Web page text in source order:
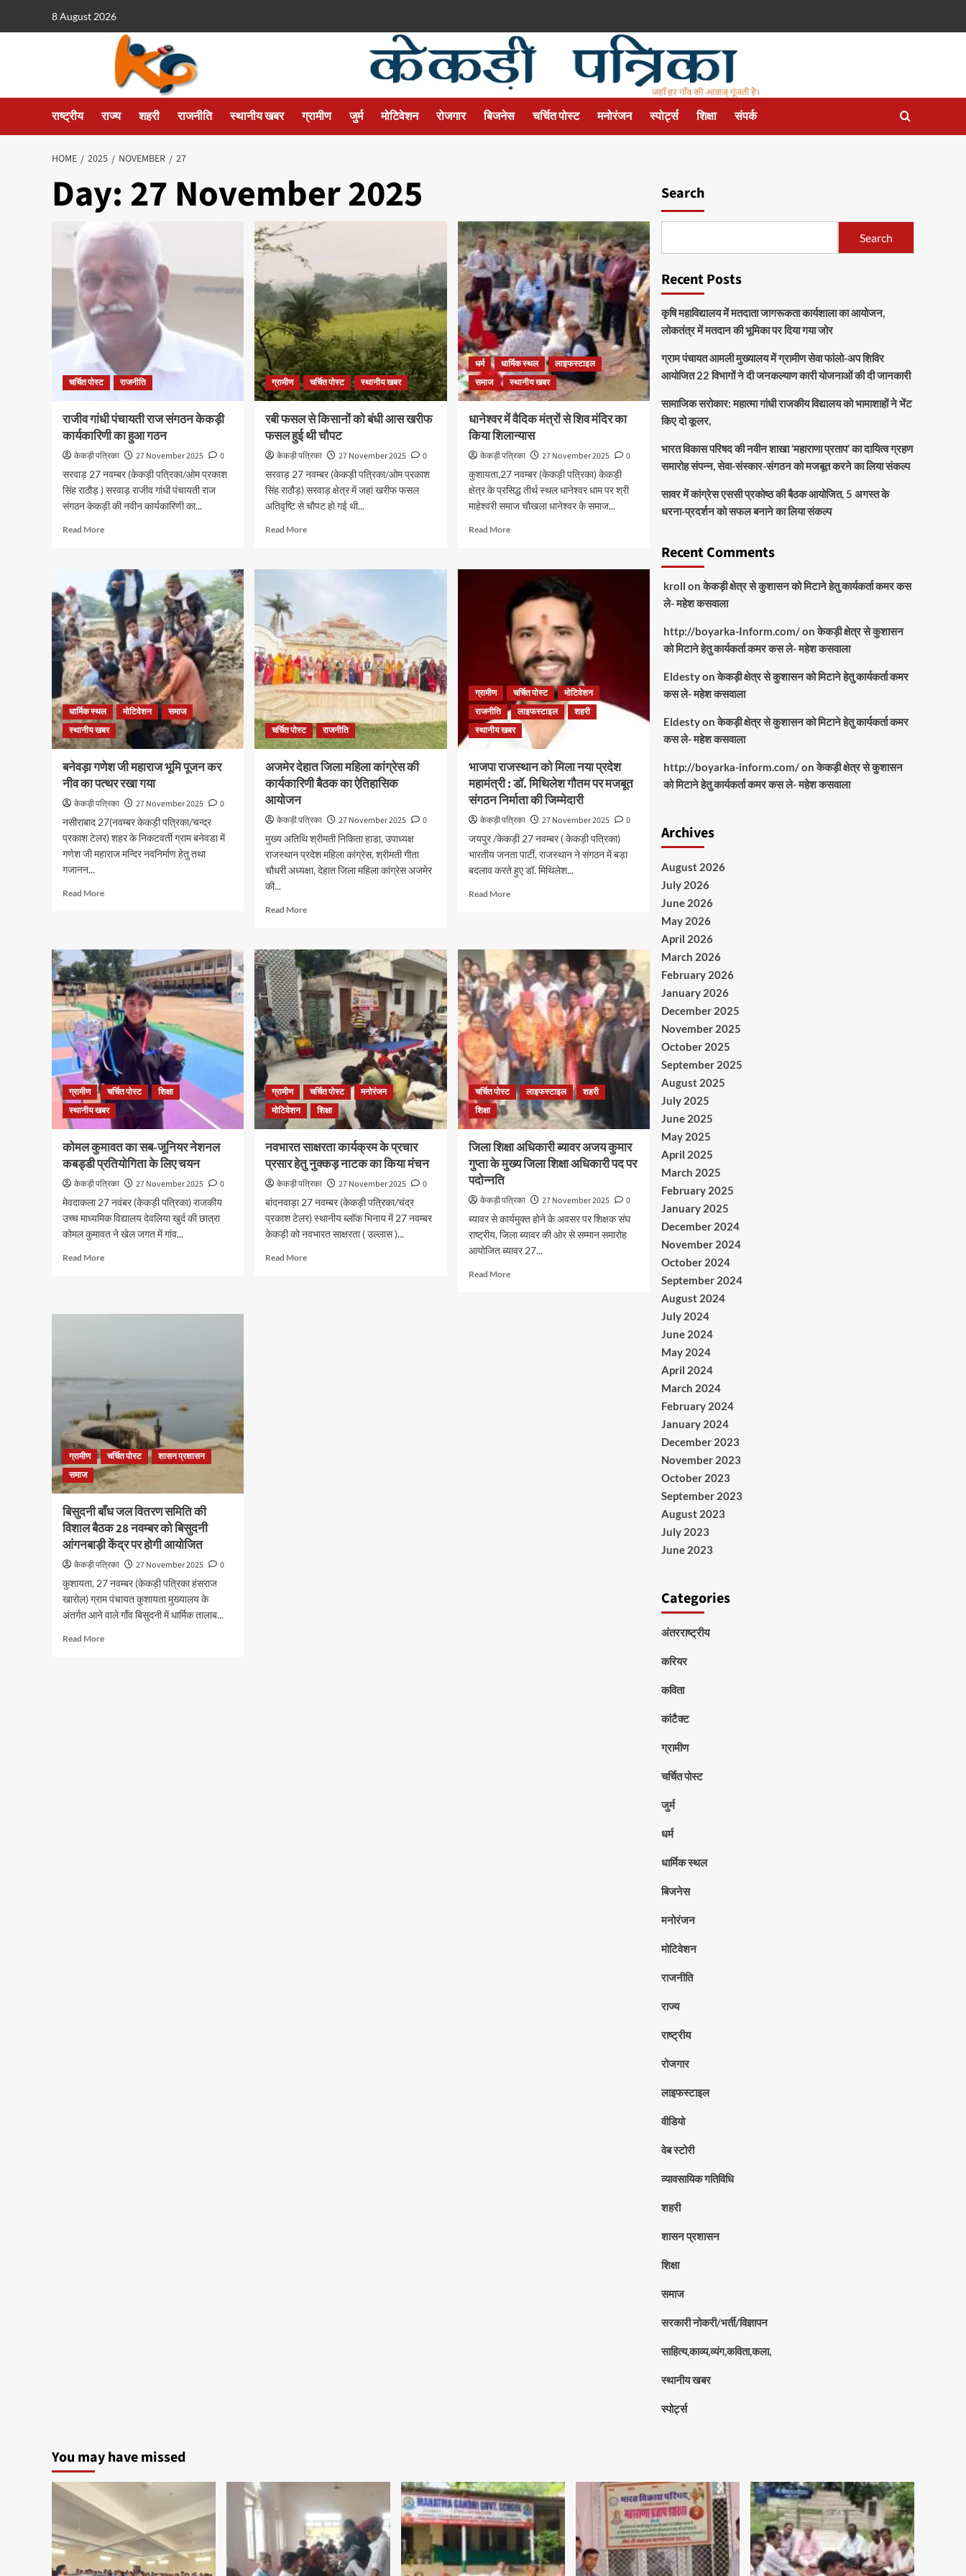
8 August 2026
राष्ट्रीय राज्य शहरी राजनीति स्थानीय खबर ग्रामीण जुर्म मोटिवेशन रोजगार बिजनेस चर्चित पोस्ट मनोरंजन स्पोर्ट्स शिक्षा संपर्क
HOME 2025 NOVEMBER 27
Day:27 November 2025
चर्चित पोस्ट राजनीति
राजीव गांधी पंचायती राज संगठन केकड़ी
कार्यकारिणी का हुआ गठन
केकड़ी पत्रिका 27 November 2025
0
सरवाड़ 27 नवम्बर (केकड़ी पत्रिका/ओम प्रकाश
सिंह राठौड़ ) सरवाड़ राजीव गांधी पंचायती राज
संगठन केकड़ी की नवीन कार्यकारिणी का...
Read More
ग्रामीण चर्चित पोस्ट स्थानीय खबर
रबी फसल से किसानों को बंधी आस खरीफ
फसल हुई थी चौपट
केकड़ी पत्रिका 27 November 2025
0
सरवाड़ 27 नवम्बर (केकड़ी पत्रिका/ओम प्रकाश
सिंह राठौड़) सरवाड़ क्षेत्र में जहां खरीफ फसल
अतिवृष्टि से चौपट हो गई थी...
Read More
धर्म धार्मिक स्थल
लाइफस्टाइल
समाज
स्थानीय खबर
धानेश्वर में वैदिक मंत्रों से शिव मंदिर का
किया शिलान्यास
केकड़ी पत्रिका 27 November 2025
0
कुशायता,27 नवम्बर (केकड़ी पत्रिका) केकड़ी
क्षेत्र के प्रसिद्ध तीर्थ स्थल धानेश्वर धाम पर श्री
माहेश्वरी समाज चौखला धानेश्वर के समाज...
Read More
धार्मिक स्थल मोटिवेशन
समाज
स्थानीय खबर
बनेवड़ा गणेश जी महाराज भूमि पूजन कर
नीव का पत्थर रखा गया
केकड़ी पत्रिका 27 November 2025
0
नसीराबाद 27(नवम्बर केकड़ी पत्रिका/चन्द्र
प्रकाश टेलर) शहर के निकटवर्ती ग्राम बनेवडा में
गणेश जी महाराज मन्दिर नवनिर्माण हेतु तथा
गजानन...
Read More
चर्चित पोस्ट राजनीति
अजमेर देहात जिला महिला कांग्रेस की
कार्यकारिणी बैठक का ऐतिहासिक
आयोजन
केकड़ी पत्रिका 27 November 2025
0
मुख्य अतिथि श्रीमती निकिता हाडा, उपाध्यक्ष
राजस्थान प्रदेश महिला कांग्रेस, श्रीमती गीता
चौधरी अध्यक्षा, देहात जिला महिला कांग्रेस अजमेर
की...
Read More
ग्रामीण चर्चित पोस्ट
मोटिवेशन
राजनीति
लाइफस्टाइल
शहरी
स्थानीय खबर
भाजपा राजस्थान को मिला नया प्रदेश
महामंत्री : डॉ. मिथिलेश गौतम पर मजबूत
संगठन निर्माता की जिम्मेदारी
केकड़ी पत्रिका 27 November 2025
0
जयपुर /केकड़ी 27 नवम्बर ( केकड़ी पत्रिका)
भारतीय जनता पार्टी, राजस्थान ने संगठन में बड़ा
बदलाव करते हुए डॉ. मिथिलेश...
Read More
ग्रामीण चर्चित पोस्ट
शिक्षा
स्थानीय खबर
कोमल कुमावत का सब-जूनियर नेशनल
कबड्डी प्रतियोगिता के लिए चयन
केकड़ी पत्रिका 27 November 2025
0
मेवदाकला 27 नवंबर (केकड़ी पत्रिका) राजकीय
उच्च माध्यमिक विद्यालय देवलिया खुर्द की छात्रा
कोमल कुमावत ने खेल जगत में गांव...
Read More
ग्रामीण चर्चित पोस्ट
मनोरंजन
मोटिवेशन
शिक्षा
नवभारत साक्षरता कार्यक्रम के प्रचार
प्रसार हेतु नुक्कड़ नाटक का किया मंचन
केकड़ी पत्रिका 27 November 2025
0
बांदनवाड़ा 27 नवम्बर (केकड़ी पत्रिका/चंद्र
प्रकाश टेलर) स्थानीय ब्लॉक भिनाय में 27 नवम्बर
केकड़ी को नवभारत साक्षरता ( उल्लास )...
Read More
चर्चित पोस्ट लाइफस्टाइल
शहरी
शिक्षा
जिला शिक्षा अधिकारी ब्यावर अजय कुमार
गुप्ता के मुख्य जिला शिक्षा अधिकारी पद पर
पदोन्नति
केकड़ी पत्रिका 27 November 2025
0
ब्यावर से कार्यमुक्त होने के अवसर पर शिक्षक संघ
राष्ट्रीय, जिला ब्यावर की ओर से सम्मान समारोह
आयोजित ब्यावर 27...
Read More
ग्रामीण चर्चित पोस्ट
शासन प्रशासन
समाज
बिसुदनी बाँध जल वितरण समिति की
विशाल बैठक 28 नवम्बर को बिसुदनी
आंगनबाड़ी केंद्र पर होगी आयोजित
केकड़ी पत्रिका 27 November 2025
0
कुशायता, 27 नवम्बर (केकड़ी पत्रिका हंसराज
खारोल) ग्राम पंचायत कुशायता मुख्यालय के
अंतर्गत आने वाले गाँव बिसुदनी में धार्मिक तालाब...
Read More
Search
Search
Recent Posts
कृषि महाविद्यालय में मतदाता जागरूकता कार्यशाला का आयोजन,
लोकतंत्र में मतदान की भूमिका पर दिया गया जोर
ग्राम पंचायत आमली मुख्यालय में ग्रामीण सेवा फांलो-अप शिविर
आयोजित 22 विभागों ने दी जनकल्याण कारी योजनाओं की दी जानकारी
सामाजिक सरोकार: महात्मा गांधी राजकीय विद्यालय को भामाशाहों ने भेंट
किए दो कूलर,
भारत विकास परिषद की नवीन शाखा ‘महाराणा प्रताप’ का दायित्व ग्रहण
समारोह संपन्न, सेवा-संस्कार-संगठन को मजबूत करने का लिया संकल्प
सावर में कांग्रेस एससी प्रकोष्ठ की बैठक आयोजित, 5 अगस्त के
धरना-प्रदर्शन को सफल बनाने का लिया संकल्प
Recent Comments
kroll onकेकड़ी क्षेत्र से कुशासन को मिटाने हेतु कार्यकर्ता कमर कस
ले- महेश कसवाला
http://boyarka-Inform.com/onकेकड़ी क्षेत्र से कुशासन
को मिटाने हेतु कार्यकर्ता कमर कस ले- महेश कसवाला
Eldestyonकेकड़ी क्षेत्र से कुशासन को मिटाने हेतु कार्यकर्ता कमर
कस ले- महेश कसवाला
Eldestyonकेकड़ी क्षेत्र से कुशासन को मिटाने हेतु कार्यकर्ता कमर
कस ले- महेश कसवाला
http://boyarka-inform.com/onकेकड़ी क्षेत्र से कुशासन
को मिटाने हेतु कार्यकर्ता कमर कस ले- महेश कसवाला
Archives
August 2026
July 2026
June 2026
May 2026
April 2026
March 2026
February 2026
January 2026
December 2025
November 2025
October 2025
September 2025
August 2025
July 2025
June 2025
May 2025
April 2025
March 2025
February 2025
January 2025
December 2024
November 2024
October 2024
September 2024
August 2024
July 2024
June 2024
May 2024
April 2024
March 2024
February 2024
January 2024
December 2023
November 2023
October 2023
September 2023
August 2023
July 2023
June 2023
Categories
अंतरराष्ट्रीय
करियर
कविता
कांटैक्ट
ग्रामीण
चर्चित पोस्ट
जुर्म
धर्म
धार्मिक स्थल
बिजनेस
मनोरंजन
मोटिवेशन
राजनीति
राज्य
राष्ट्रीय
रोजगार
लाइफस्टाइल
वीडियो
वेब स्टोरी
व्यावसायिक गतिविधि
शहरी
शासन प्रशासन
शिक्षा
समाज
सरकारी नोकरी/भर्ती/विज्ञापन
साहित्य,काव्य,व्यंग,कविता,कला,
स्थानीय खबर
स्पोर्ट्स
You may have missed